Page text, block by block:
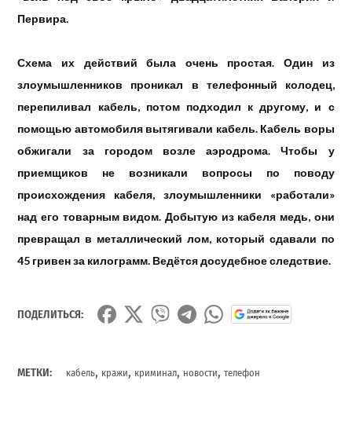
Первира.
Схема их действий была очень простая. Один из
злоумышленников проникал в телефонный колодец,
перепиливал кабель, потом подходил к другому, и с
помощью автомобиля вытягивали кабель. Кабель воры
обжигали за городом возле аэродрома. Чтобы у
приемщиков не возникали вопросы по поводу
происхождения кабеля, злоумышленники «работали»
над его товарным видом. Добытую из кабеля медь, они
превращал в металлический лом, который сдавали по
45 гривен за килограмм. Ведётся досудебное следствие.
ПОДЕЛИТЬСЯ:
МЕТКИ: кабель, кражи, криминал, новости,телефон